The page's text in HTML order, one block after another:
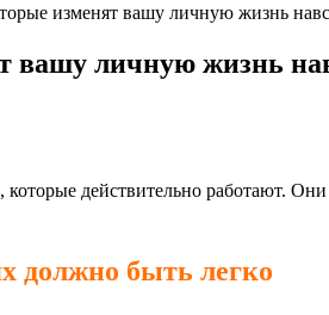
изменят вашу личную жизнь
вашу личную жизнь
которые действительно работают.
должно быть легко